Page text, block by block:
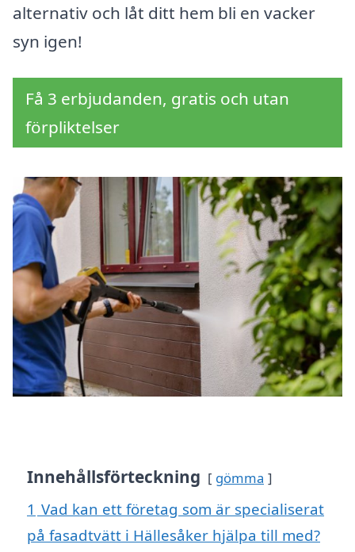
alternativ och låt ditt hem bli en vacker
syn igen!
Få 3 erbjudanden, gratis och utan
förpliktelser
Innehållsförteckning gömma
1 Vad kan ett företag som är specialiserat
på fasadtvätt i Hällesåker hjälpa till med?